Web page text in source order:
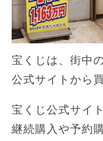
宝くじは、街中
公式サイトから
宝くじ公式サイ
継続購入や予約